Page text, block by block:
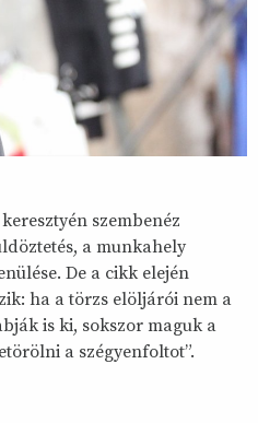
szembenéz
a munkahely
De a cikk elején
ha a törzs elöljárói nem a
is ki, sokszor maguk a
a szégyenfoltot”.